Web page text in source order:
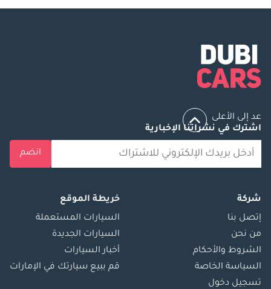
عد إلى الأعلى
اشترك في نشراتنا الإخبارية
انضم
شركة
إتصل بنا
من نحن
الشروط والأحكام
السياسة الخاصة
تسجيل دخول
خريطة الموقع
السيارات المستعملة
السيارات الجديدة
أخبار السيارات
قم ببيع سيارتك في الإمارات